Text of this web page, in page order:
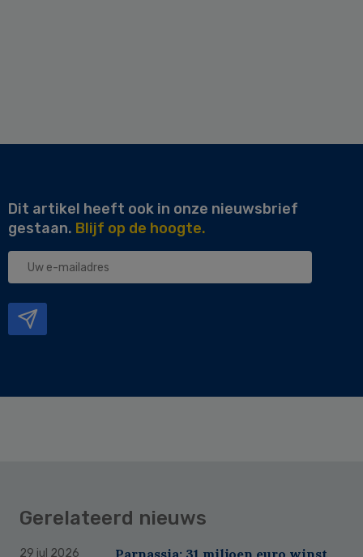
Dit artikel heeft ook in onze nieuwsbrief
gestaan. Blijf op de hoogte.
Uw
Gerelateerd nieuws
29 jul 2026
Parnassia: 31 miljoen euro winst